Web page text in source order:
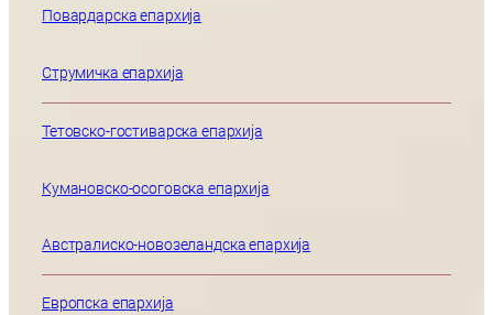
Повардарска епархија
Струмичка епархија
Тетовско-гостиварска епархија
Кумановско-осоговска епархија
Австралиско-новозеландска епархија
Европска епархија